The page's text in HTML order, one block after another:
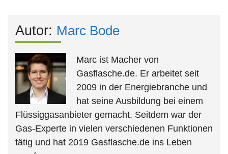
Autor: Marc Bode
Marc ist Macher von
Gasflasche.de. Er arbeitet seit
2009 in der Energiebranche und
hat seine Ausbildung bei einem
Flüssiggasanbieter gemacht. Seitdem war der
Gas-Experte in vielen verschiedenen Funktionen
tätig und hat 2019 Gasflasche.de ins Leben